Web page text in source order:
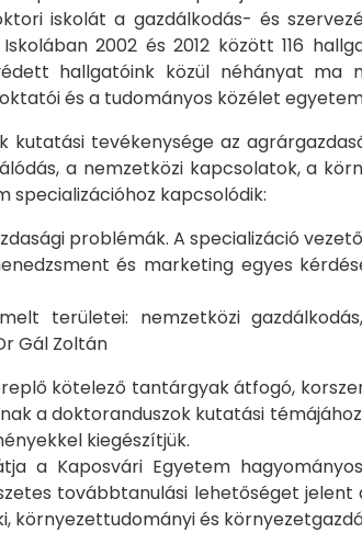
iskolát a gazdálkodás- és
2002 és 2012 között 116
hallgatóink közül néhányat
és a tudományos közélet
kutatási tevékenysége az
a nemzetközi kapcsolatok, a
specializációhoz kapcsolódik:
problémák. A specializáció
és marketing egyes
területei: nemzetközi
Gál Zoltán
kötelező tantárgyak átfogó,
a doktoranduszok kutatási
kiegészítjük.
a Kaposvári Egyetem
továbbtanulási lehetőséget jelent
környezettudományi és